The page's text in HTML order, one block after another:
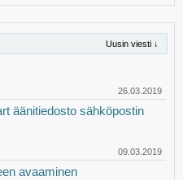
Uusin viesti ↓
26.03.2019
äänitiedosto sähköpostin
09.03.2019
avaaminen